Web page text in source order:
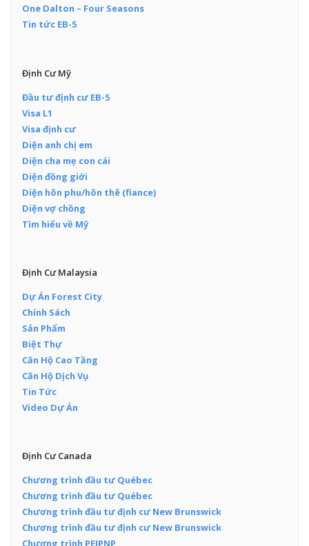
One Dalton – Four Seasons
Tin tức EB-5
Định Cư Mỹ
Đầu tư định cư EB-5
Visa L1
Visa định cư
Diện anh chị em
Diện cha mẹ con cái
Diện đồng giới
Diện hôn phu/hôn thê (fiance)
Diện vợ chồng
Tìm hiểu về Mỹ
Định Cư Malaysia
Dự Án Forest City
Chính Sách
Sản Phẩm
Biệt Thự
Căn Hộ Cao Tầng
Căn Hộ Dịch Vụ
Tin Tức
Video Dự Án
Định Cư Canada
Chương trình đầu tư Québec
Chương trình đầu tư Québec
Chương trình đầu tư định cư New Brunswick
Chương trình đầu tư định cư New Brunswick
Chương trình PEIPNP